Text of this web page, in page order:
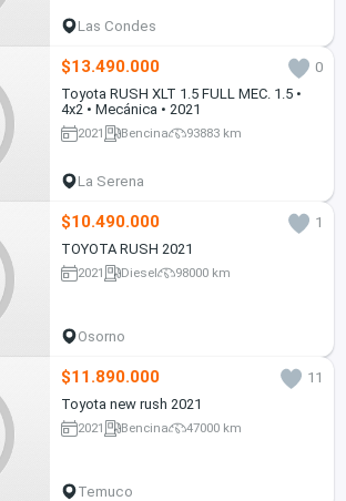
Las Condes
$13.490.000
0
Toyota RUSH XLT 1.5 FULL MEC. 1.5 •
4x2 • Mecánica • 2021
2021 Bencina 93883 km
La Serena
$10.490.000
1
TOYOTA RUSH 2021
2021 Diesel 98000 km
Osorno
$11.890.000
11
Toyota new rush 2021
2021 Bencina 47000 km
Temuco